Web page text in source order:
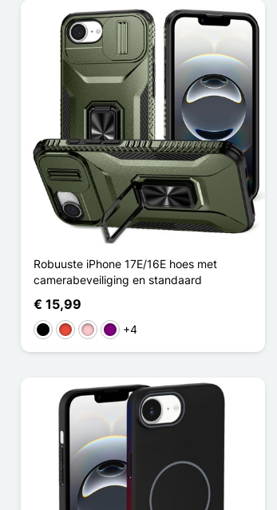
Robuuste iPhone 17E/16E hoes met
camerabeveiliging en standaard
€ 15,99
ZwartRoodRozePurper
+4